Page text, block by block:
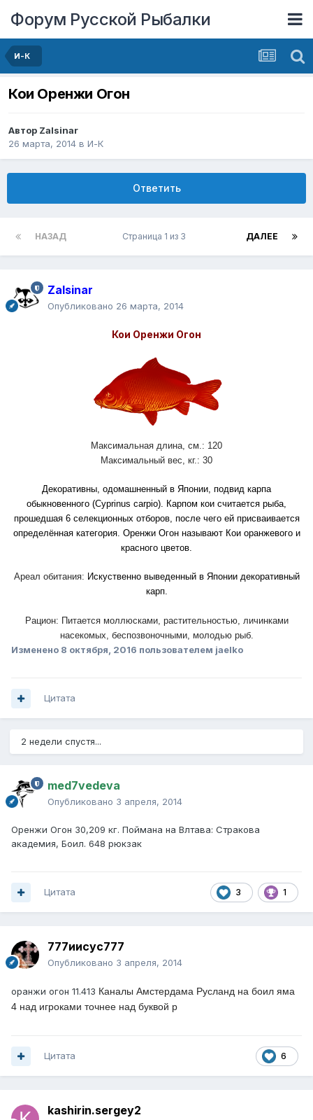
Форум Русской Рыбалки
И-К
Кои Оренжи Огон
Автор Zalsinar
26 марта, 2014 в И-К
Ответить
НАЗАД ДАЛЕЕ
Страница 1 из 3
Zalsinar
Опубликовано 26 марта, 2014
Кои Оренжи Огон
Максимальная длина, см.: 120
Максимальный вес, кг.: 30
Декоративны, одомашненный в Японии, подвид карпа
обыкновенного (Cyprinus carpio). Карпом кои считается рыба,
прошедшая 6 селекционных отборов, после чего ей присваивается
определённая категория. Оренжи Огон называют Кои оранжевого и
красного цветов.
Ареал обитания: Искуственно выведенный в Японии декоративный
карп.
Рацион: Питается моллюсками, растительностью, личинками
насекомых, беспозвоночными, молодью рыб.
Изменено 8 октября, 2016 пользователем jaelko
Цитата
2 недели спустя...
med7vedeva
Опубликовано 3 апреля, 2014
Оренжи Огон 30,209 кг. Поймана на Влтава: Стракова
академия, Боил. 648 рюкзак
3 1
Цитата
777иисус777
Опубликовано 3 апреля, 2014
оранжи огон 11.413 Каналы Амстердама Русланд на боил яма
4 над игроками точнее над буквой р
6
Цитата
kashirin.sergey2